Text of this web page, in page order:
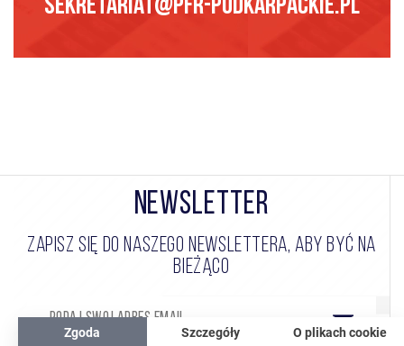
sekretariat@pfr-podkarpackie.pl
NEWSLETTER
ZAPISZ SIĘ DO NASZEGO NEWSLETTERA, ABY BYĆ NA
BIEŻĄCO
Zgoda Szczegóły O plikach cookie